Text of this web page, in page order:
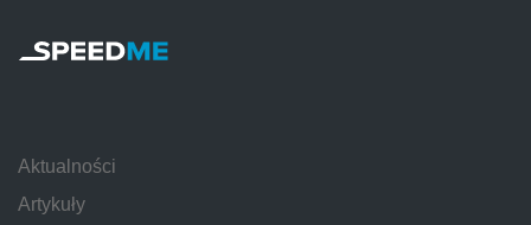
Aktualności
Artykuły